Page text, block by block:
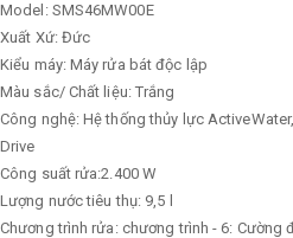
Model: SMS46MW00E
Xuất Xứ: Đức
Kiểu máy: Máy rửa bát độc lập
Màu sắc/ Chất liệu: Trắng
Công nghệ: Hệ thống thủy lực
Drive
Công suất rửa:2.400 W
Lượng nước tiêu thụ: 9,5 l
Chương trình rửa: chương trình - 6: Cường